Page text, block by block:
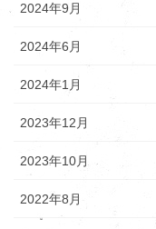
2024年9月
2024年6月
2024年1月
2023年12月
2023年10月
2022年8月